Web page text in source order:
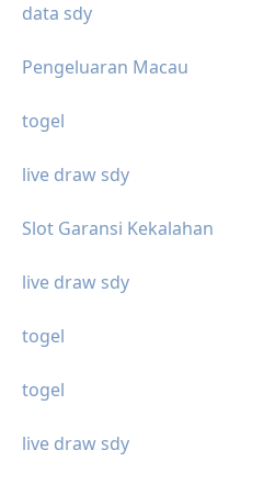
data sdy
Pengeluaran Macau
togel
live draw sdy
Slot Garansi Kekalahan
live draw sdy
togel
togel
live draw sdy